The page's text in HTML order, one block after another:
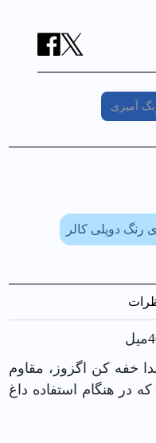
آمیزی
رنگ دوپلی کالر
خفه کن اگزوز، مقاوم
در هنگام استفاده داغ